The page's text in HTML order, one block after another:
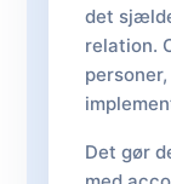
det
relation.
Det gør